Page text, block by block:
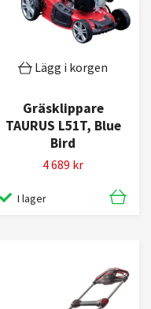
Lägg i korgen
Gräsklippare
TAURUS L51T, Blue
Bird
4 689 kr
I lager